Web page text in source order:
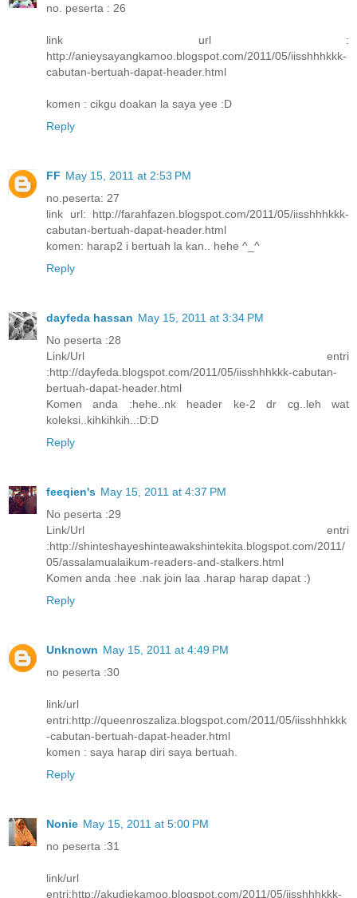
no. peserta : 26
link url :
http://anieysayangkamoo.blogspot.com/2011/05/iisshhhkkk-
cabutan-bertuah-dapat-header.html
komen : cikgu doakan la saya yee :D
Reply
FF May 15, 2011 at 2:53 PM
no.peserta: 27
link url: http://farahfazen.blogspot.com/2011/05/iisshhhkkk-
cabutan-bertuah-dapat-header.html
komen: harap2 i bertuah la kan.. hehe ^_^
Reply
dayfeda hassan May 15, 2011 at 3:34 PM
No peserta :28
Link/Url entri
:http://dayfeda.blogspot.com/2011/05/iisshhhkkk-cabutan-
bertuah-dapat-header.html
Komen anda :hehe..nk header ke-2 dr cg..leh wat
koleksi..kihkihkih..:D:D
Reply
feeqien's May 15, 2011 at 4:37 PM
No peserta :29
Link/Url entri
:http://shinteshayeshinteawakshintekita.blogspot.com/2011/
05/assalamualaikum-readers-and-stalkers.html
Komen anda :hee .nak join laa .harap harap dapat :)
Reply
Unknown May 15, 2011 at 4:49 PM
no peserta :30
link/url
entri:http://queenroszaliza.blogspot.com/2011/05/iisshhhkkk
-cabutan-bertuah-dapat-header.html
komen : saya harap diri saya bertuah.
Reply
Nonie May 15, 2011 at 5:00 PM
no peserta :31
link/url
entri:http://akudiekamoo.blogspot.com/2011/05/iisshhhkkk-